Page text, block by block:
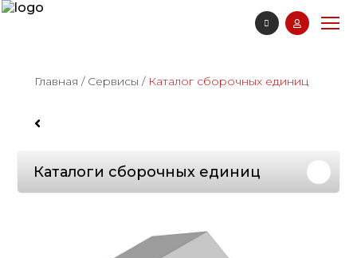
Главная / Сервисы / Каталог сборочных единиц
Каталоги сборочных единиц